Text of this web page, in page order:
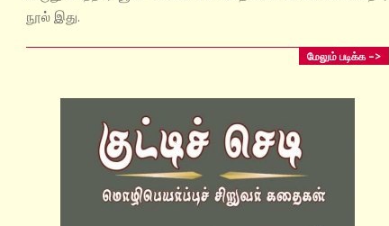
நூல் இது.
மேலும் படிக்க –>